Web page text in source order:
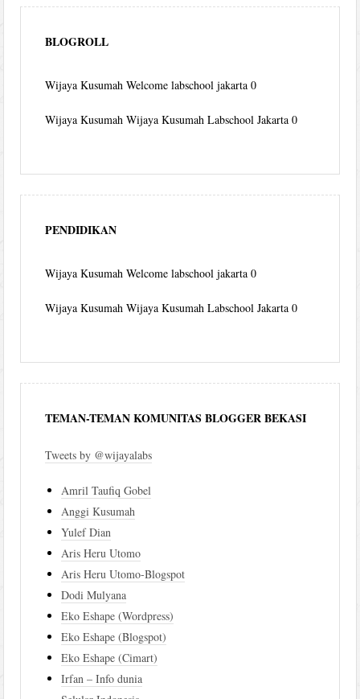
BLOGROLL
Wijaya Kusumah Welcome labschool jakarta 0
Wijaya Kusumah Wijaya Kusumah Labschool Jakarta 0
PENDIDIKAN
Wijaya Kusumah Welcome labschool jakarta 0
Wijaya Kusumah Wijaya Kusumah Labschool Jakarta 0
TEMAN-TEMAN KOMUNITAS BLOGGER BEKASI
Tweets by @wijayalabs
Amril Taufiq Gobel
Anggi Kusumah
Yulef Dian
Aris Heru Utomo
Aris Heru Utomo-Blogspot
Dodi Mulyana
Eko Eshape (Wordpress)
Eko Eshape (Blogspot)
Eko Eshape (Cimart)
Irfan – Info dunia